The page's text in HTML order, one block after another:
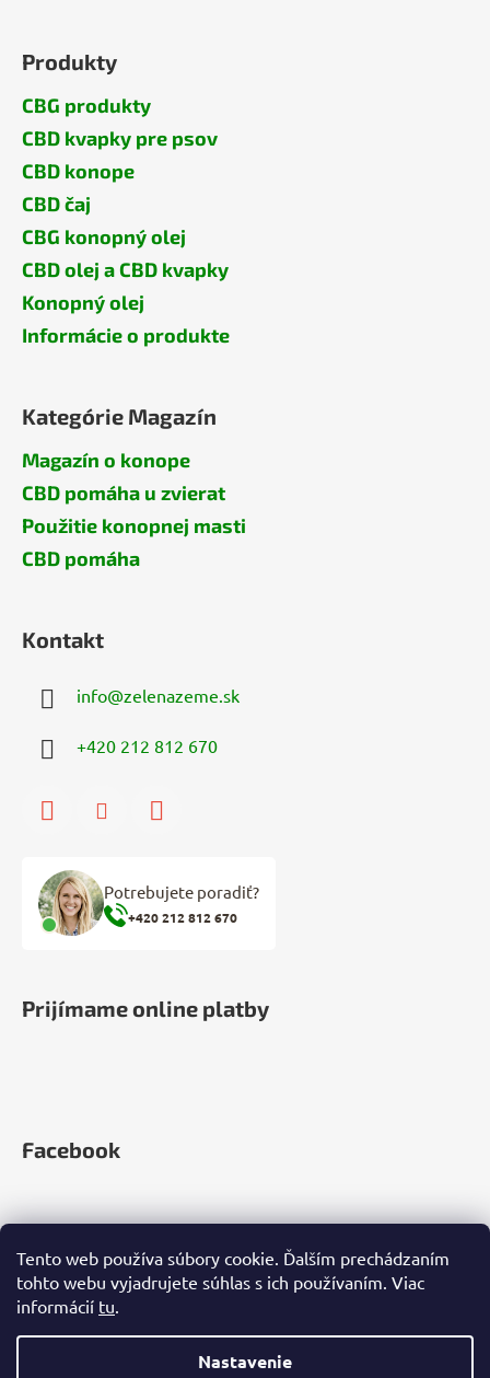
Tento web používa súbory cookie. Ďalším prechádzaním
tohto webu vyjadrujete súhlas s ich používaním. Viac
informácií tu.
Nastavenie
Produkty
CBG produkty
CBD kvapky pre psov
CBD konope
CBD čaj
CBG konopný olej
CBD olej a CBD kvapky
Konopný olej
Informácie o produkte
Kategórie Magazín
Magazín o konope
CBD pomáha u zvierat
Použitie konopnej masti
CBD pomáha
Kontakt
info@zelenazeme.sk
+420 212 812 670
Potrebujete poradiť?
+420 212 812 670
Prijímame online platby
Facebook